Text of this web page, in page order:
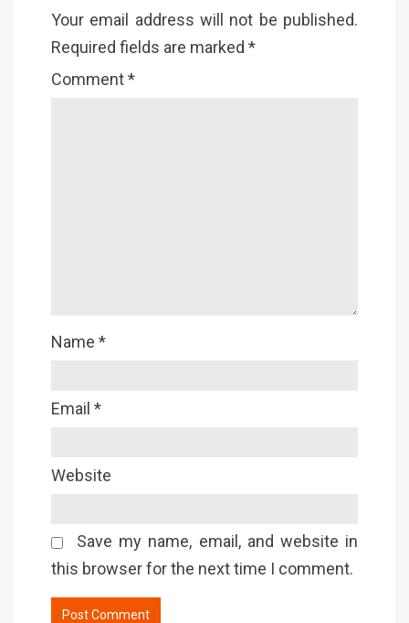
Your email address will not be published.
Required fields are marked *
Comment*
Name *
Email *
Website
Save my name, email, and website in
this browser for the next time I comment.